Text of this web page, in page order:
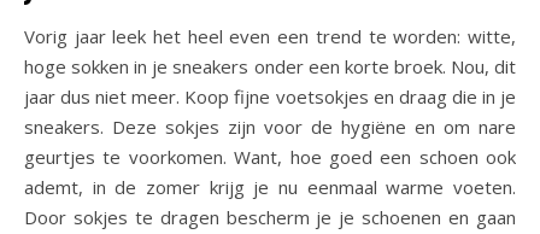
Vorig jaar leek het heel even een trend te worden: witte,
hoge sokken in je sneakers onder een korte broek. Nou, dit
jaar dus niet meer. Koop fijne voetsokjes en draag die in je
sneakers. Deze sokjes zijn voor de hygiëne en om nare
geurtjes te voorkomen. Want, hoe goed een schoen ook
ademt, in de zomer krijg je nu eenmaal warme voeten.
Door sokjes te dragen bescherm je je schoenen en gaan